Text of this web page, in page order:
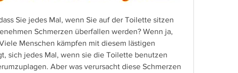
Sie jedes Mal, wenn Sie auf der Toilette sitzen
Schmerzen überfallen werden? Wenn ja,
Menschen kämpfen mit diesem lästigen
sich jedes Mal, wenn sie die Toilette benutzen
Aber was verursacht diese Schmerzen